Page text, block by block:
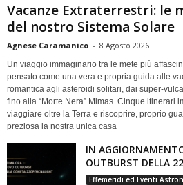
Vacanze Extraterrestri: le
del nostro Sistema Solare
Agnese Caramanico - 8 Agosto 2026
Un viaggio immaginario tra le mete più
pensato come una vera e propria guida alle
romantica agli asteroidi solitari, dai super-
fino alla “Morte Nera” Mimas. Cinque itinerari
viaggiare oltre la Terra e riscoprire, proprio
preziosa la nostra unica casa
IN
OUTBURST DELLA
Effemeridi ed Eventi